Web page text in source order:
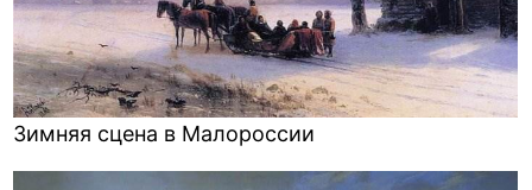
Зимняя сцена в Малороссии